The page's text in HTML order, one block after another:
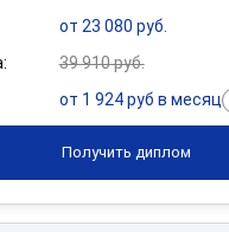
от 23 080 руб.
39 910 руб.
от 1 924 руб в месяц
Получить диплом